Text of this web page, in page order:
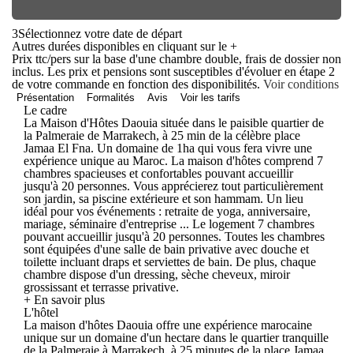
3Sélectionnez votre date de départ
Autres durées disponibles en cliquant sur le +
Prix ttc/pers sur la base d'une chambre double, frais de dossier non
inclus. Les prix et pensions sont susceptibles d'évoluer en étape 2
de votre commande en fonction des disponibilités. Voir conditions
Présentation Formalités Avis Voir les tarifs
Le cadre
La Maison d'Hôtes Daouia située dans le paisible quartier de
la Palmeraie de Marrakech, à 25 min de la célèbre place
Jamaa El Fna. Un domaine de 1ha qui vous fera vivre une
expérience unique au Maroc. La maison d'hôtes comprend 7
chambres spacieuses et confortables pouvant accueillir
jusqu'à 20 personnes. Vous apprécierez tout particulièrement
son jardin, sa piscine extérieure et son hammam. Un lieu
idéal pour vos événements : retraite de yoga, anniversaire,
mariage, séminaire d'entreprise ... Le logement 7 chambres
pouvant accueillir jusqu'à 20 personnes. Toutes les chambres
sont équipées d'une salle de bain privative avec douche et
toilette incluant draps et serviettes de bain. De plus, chaque
chambre dispose d'un dressing, sèche cheveux, miroir
grossissant et terrasse privative.
+ En savoir plus
L'hôtel
La maison d'hôtes Daouia offre une expérience marocaine
unique sur un domaine d'un hectare dans le quartier tranquille
de la Palmeraie à Marrakech, à 25 minutes de la place Jamaa